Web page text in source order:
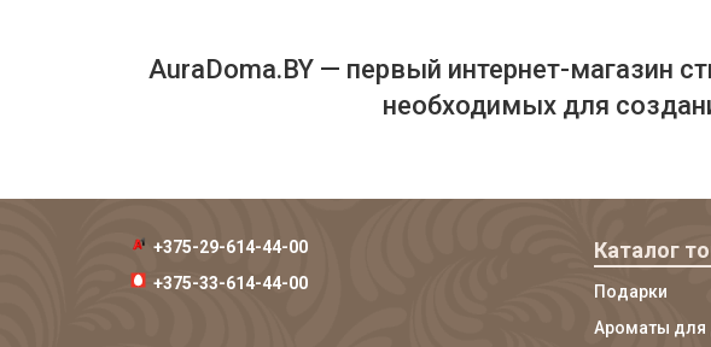
AuraDoma.BY — первый интернет-магазин
необходимых для
+375-29-614-44-00
+375-33-614-44-00
Каталог
Подарки
Ароматы